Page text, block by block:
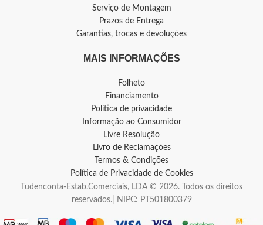
Serviço de Montagem
Prazos de Entrega
Garantias, trocas e devoluções
MAIS INFORMAÇÕES
Folheto
Financiamento
Política de privacidade
Informação ao Consumidor
Livre Resolução
Livro de Reclamações
Termos & Condições
Política de Privacidade de Cookies
Tudenconta-Estab.Comerciais, LDA © 2026. Todos os direitos
reservados.| NIPC: PT501800379